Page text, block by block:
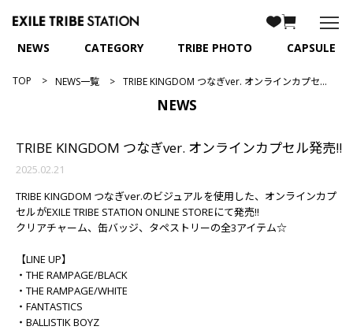
NEWS CATEGORY TRIBE PHOTO CAPSULE
TOP NEWS一覧 TRIBE KINGDOM つなぎver. オンラインカプセル発売!!
NEWS
TRIBE KINGDOM つなぎver. オンラインカプセル発売!!
2025.02.21
TRIBE KINGDOM つなぎver.のビジュアルを使用した、オンラインカプ
セルがEXILE TRIBE STATION ONLINE STOREにて発売!!
クリアチャーム、缶バッジ、タペストリーの全3アイテム☆
【LINE UP】
・THE RAMPAGE/BLACK
・THE RAMPAGE/WHITE
・FANTASTICS
・BALLISTIK BOYZ